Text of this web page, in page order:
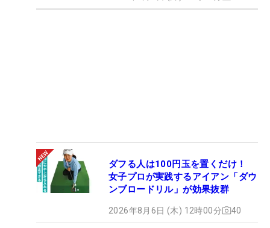
ダフる人は100円玉を置くだけ！
女子プロが実践するアイアン「ダウ
ンブロードリル」が効果抜群
2026年8月6日 (木) 12時00分 40